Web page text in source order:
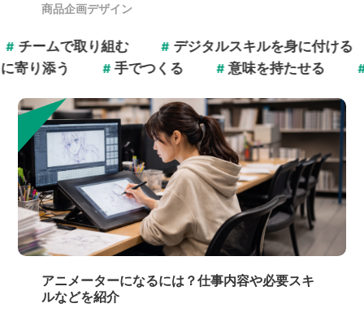
ームで取り組む デジタルスキルを身に付ける
# 意味を持たせる
# 手でつくる
しに寄り添う
商品企画デザイン
アニメーターになるには？仕事内容や必要スキ
ルなどを紹介